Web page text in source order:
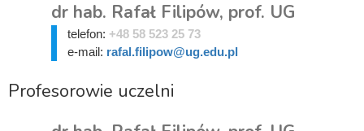
dr hab. Rafał Filipów, prof. UG
telefon: +48 58 523 25 73
e-mail: rafal.filipow@ug.edu.pl
Profesorowie uczelni